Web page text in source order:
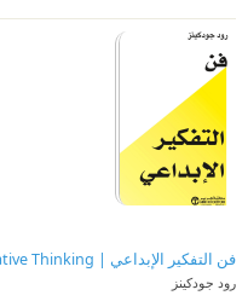
فن التفكير الإبداعي | ‎The Art Of Creative Thinking‎
رود جودكينز